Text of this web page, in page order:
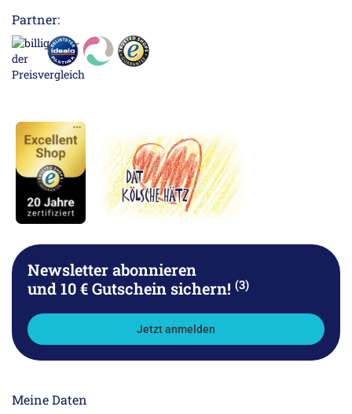
Partner:
Newsletter abonnieren
und 10 € Gutschein sichern! (3)
Jetzt anmelden
Meine Daten